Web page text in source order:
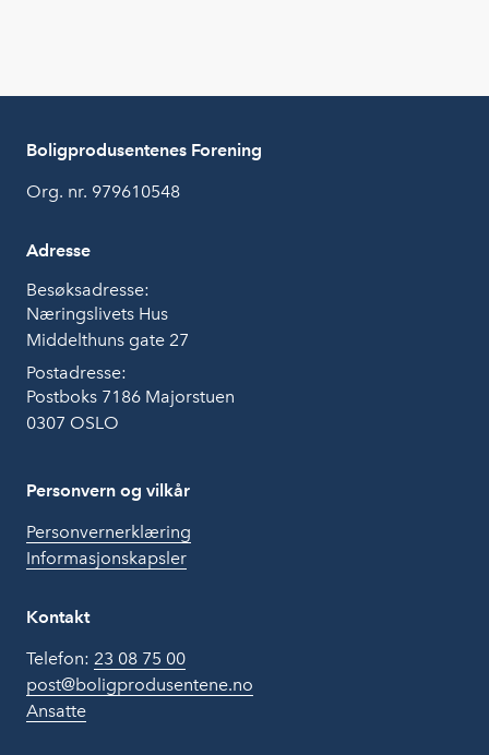
Boligprodusentenes Forening
Org. nr. 979610548
Adresse
Besøksadresse:
Næringslivets Hus
Middelthuns gate 27
Postadresse:
Postboks 7186 Majorstuen
0307 OSLO
Personvern og vilkår
Personvernerklæring
Informasjonskapsler
Kontakt
Telefon: 23 08 75 00
post@boligprodusentene.no
Ansatte